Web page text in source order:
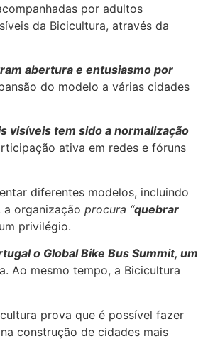
por adultos
da Bicicultura, através da
abertura e entusiasmo por
do modelo a várias cidades
visíveis tem sido a normalização
ativa em redes e fóruns
diferentes modelos, incluindo
organização procura “quebrar
privilégio.
o Global Bike Bus Summit, um
Ao mesmo tempo, a Bicicultura
prova que é possível fazer
construção de cidades mais